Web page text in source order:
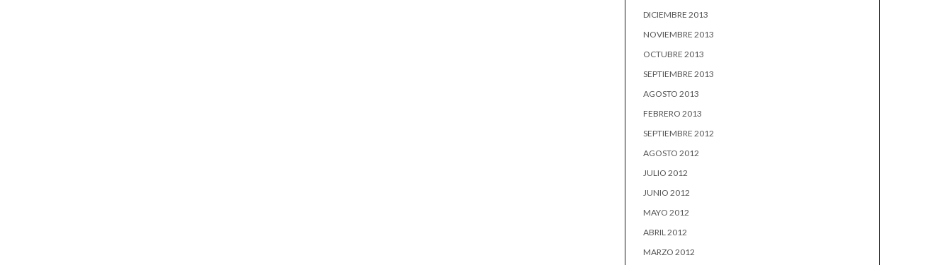
DICIEMBRE 2013
NOVIEMBRE 2013
OCTUBRE 2013
SEPTIEMBRE 2013
AGOSTO 2013
FEBRERO 2013
SEPTIEMBRE 2012
AGOSTO 2012
JULIO 2012
JUNIO 2012
MAYO 2012
ABRIL 2012
MARZO 2012